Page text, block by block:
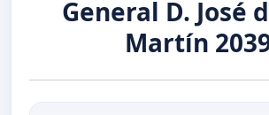
General D. José
Martín